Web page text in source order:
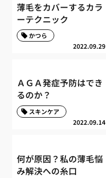
薄毛をカバーするカラ
ーテクニック
2022.09.29
かつら
ＡＧＡ発症予防はでき
るのか？
2022.09.14
スキンケア
何が原因？私の薄毛悩
み解決への糸口